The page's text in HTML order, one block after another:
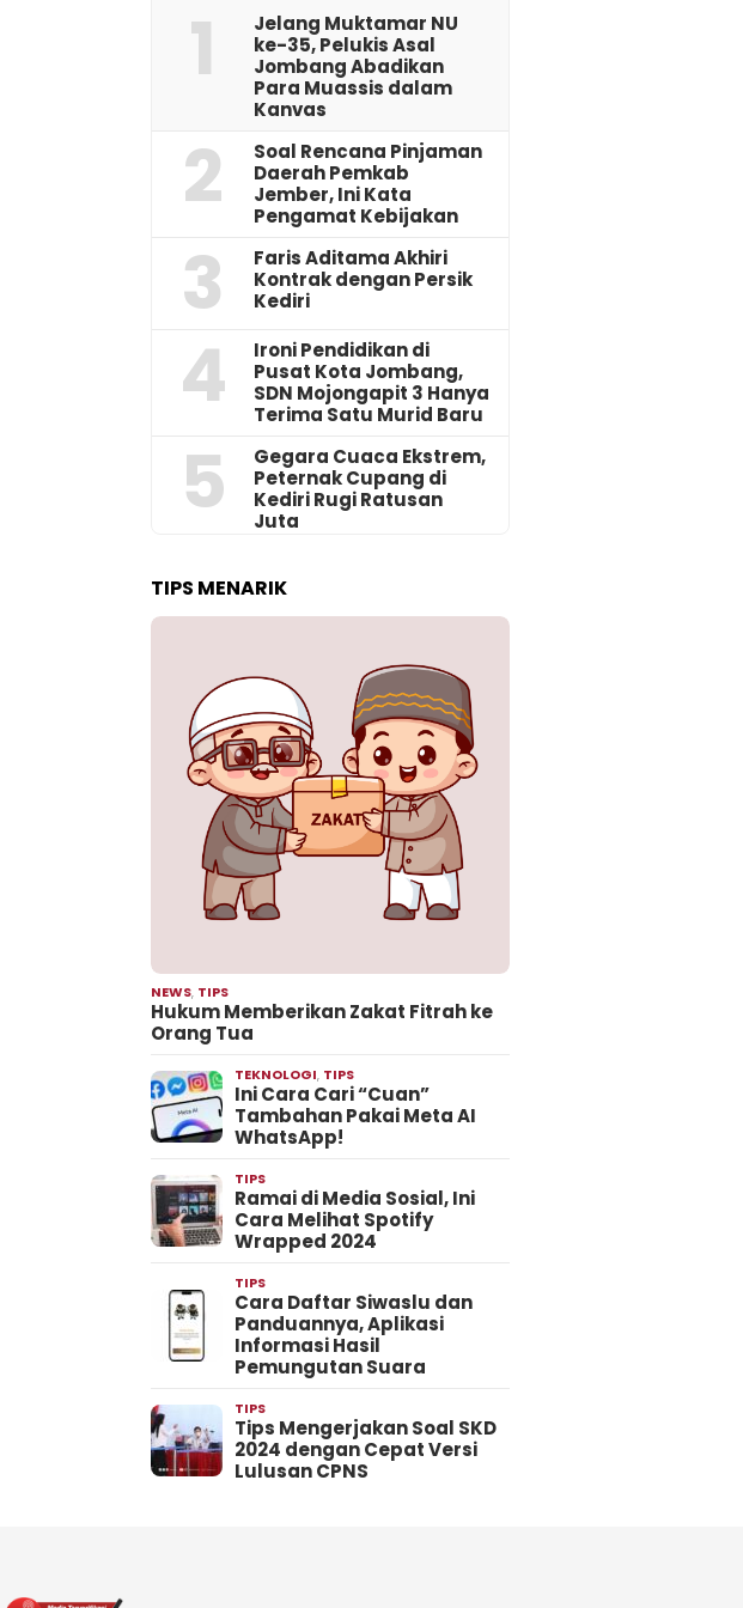
1
Jelang Muktamar NU
ke-35, Pelukis Asal
Jombang Abadikan
Para Muassis dalam
Kanvas
2
‎Soal Rencana Pinjaman
Daerah Pemkab
Jember, Ini Kata
Pengamat Kebijakan ‎
3
Faris Aditama Akhiri
Kontrak dengan Persik
Kediri
4
Ironi Pendidikan di
Pusat Kota Jombang,
SDN Mojongapit 3 Hanya
Terima Satu Murid Baru
5
‎Gegara Cuaca Ekstrem,
Peternak Cupang di
Kediri Rugi Ratusan
Juta
TIPS MENARIK
NEWS, TIPS
Hukum Memberikan Zakat Fitrah ke
Orang Tua
TEKNOLOGI, TIPS
Ini Cara Cari “Cuan”
Tambahan Pakai Meta AI
WhatsApp!
TIPS
Ramai di Media Sosial, Ini
Cara Melihat Spotify
Wrapped 2024
TIPS
Cara Daftar Siwaslu dan
Panduannya, Aplikasi
Informasi Hasil
Pemungutan Suara
TIPS
Tips Mengerjakan Soal SKD
2024 dengan Cepat Versi
Lulusan CPNS